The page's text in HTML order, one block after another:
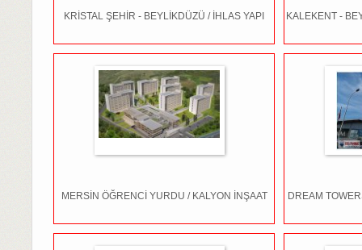
KRİSTAL ŞEHİR - BEYLİKDÜZÜ / İHLAS YAPI KALEKENT -
MERSİN ÖĞRENCİ YURDU / KALYON İNŞAAT DREAM